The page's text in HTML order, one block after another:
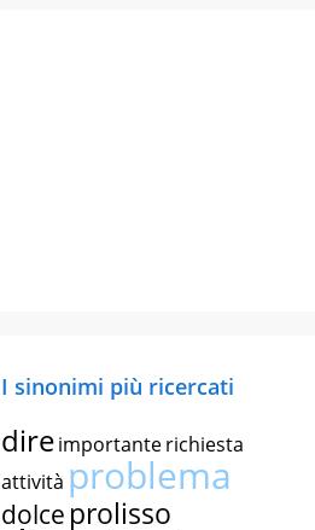
I sinonimi più ricercati
direimportanterichiesta
attività problema
dolce prolisso